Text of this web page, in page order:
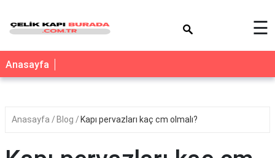
☰
Anasayfa
Anasayfa Blog Kapı pervazları kaç cm olmalı?